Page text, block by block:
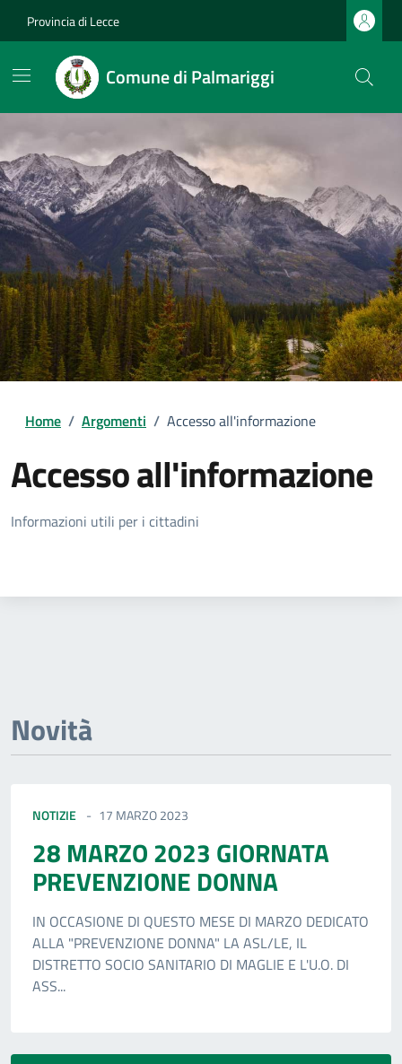
Provincia di Lecce
Comune di Palmariggi
Home / Argomenti / Accesso all'informazione
Accesso all'informazione
Dettagli della notizia
Informazioni utili per i cittadini
Novità
NOTIZIE 17 MARZO 2023
28 MARZO 2023 GIORNATA
PREVENZIONE DONNA
IN OCCASIONE DI QUESTO MESE DI MARZO DEDICATO
ALLA "PREVENZIONE DONNA" LA ASL/LE, IL
DISTRETTO SOCIO SANITARIO DI MAGLIE E L'U.O. DI
ASS...